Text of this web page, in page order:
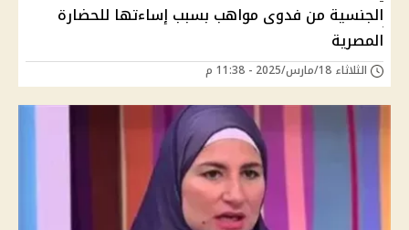
الجنسية من فدوى مواهب بسبب إساءتها للحضارة
المصرية
الثلاثاء 18/مارس/2025 - 11:38 م